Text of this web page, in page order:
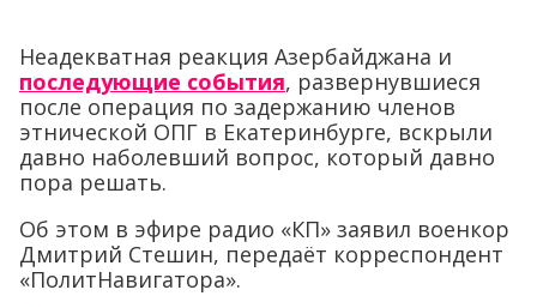
Неадекватная реакция Азербайджана и
последующие события, развернувшиеся
после операция по задержанию членов
этнической ОПГ в Екатеринбурге, вскрыли
давно наболевший вопрос, который давно
пора решать.
Об этом в эфире радио «КП» заявил военкор
Дмитрий Стешин, передаёт корреспондент
«ПолитНавигатора».